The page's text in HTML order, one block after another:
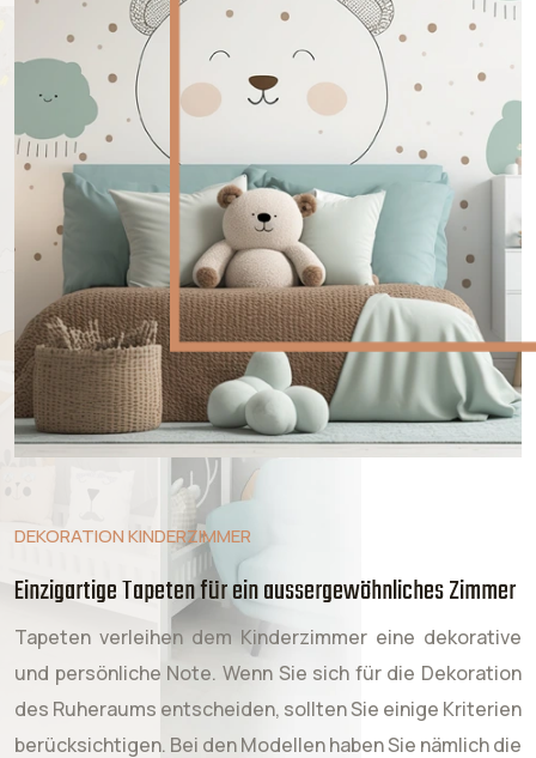
DEKORATION KINDERZIMMER
Einzigartige Tapeten für ein aussergewöhnliches Zimmer
Tapeten verleihen dem Kinderzimmer eine dekorative
und persönliche Note. Wenn Sie sich für die Dekoration
des Ruheraums entscheiden, sollten Sie einige Kriterien
berücksichtigen. Bei den Modellen haben Sie nämlich die